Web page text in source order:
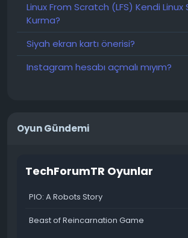
Linux From Scratch (LFS) Kendi Linux
Kurma?
Siyah ekran kartı önerisi?
Instagram hesabı açmalı mıyım?
Oyun Gündemi
TechForumTR Oyunlar
PIO: A Robots Story
Beast of Reincarnation Game